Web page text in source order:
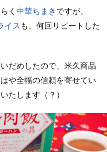
く 中華ちまき ですが、
イス も、何回リピートした
だめしたので、米久商品
や全幅の信頼を寄せてい
たします（？）